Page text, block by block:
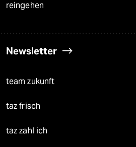
reingehen
Newsletter
team zukunft
taz frisch
taz zahl ich